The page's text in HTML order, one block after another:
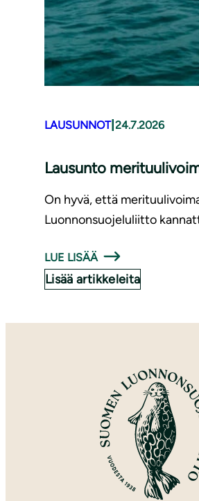
LAUSUNNOT| 24.7.2026
Lausunto
On hyvä, että
Luonnonsuojeluliitto
LUE LISÄÄ
Lisää artikkeleita